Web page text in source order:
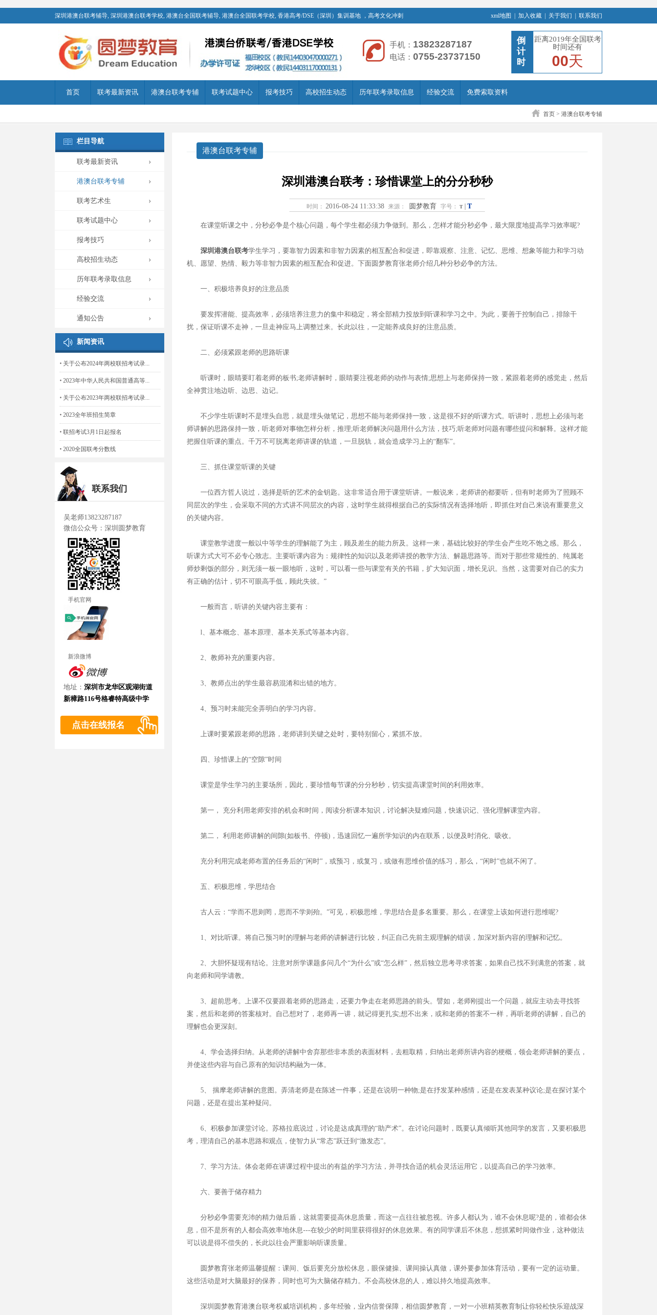
深圳港澳台联考辅导, 深圳港澳台联考学校, 港澳台全国联考辅导, 港澳台全国联考学校, 香港高考/DSE（深圳）集训基地 ，高考文化冲刺 xml地图 加入收藏 关于我们 联系我们
手机： 13823287187
电话： 0755-23737150
倒
计
时
距离2019年全国联考
时间还有
00天
首页 联考最新资讯 港澳台联考专辅 联考试题中心 报考技巧 高校招生动态 历年联考录取信息 经验交流 免费索取资料
首页 > 港澳台联考专辅
栏目导航
联考最新资讯
港澳台联考专辅
联考艺术生
联考试题中心
报考技巧
高校招生动态
历年联考录取信息
经验交流
通知公告
新闻资讯
• 关于公布2024年两校联招考试录...
• 2023年中华人民共和国普通高等...
• 关于公布2023年两校联招考试录...
• 2023全年班招生简章
• 联招考试3月1日起报名
• 2020全国联考分数线
联系我们
吴老师13823287187
微信公众号：深圳圆梦教育
手机官网
新浪微博
地址： 深圳市龙华区观湖街道
新樟路116号格睿特高级中学
点击在线报名
港澳台联考专辅
深圳港澳台联考：珍惜课堂上的分分秒秒
时间： 2016-08-24 11:33:38 来源： 圆梦教育 字号： T T
在课堂听课之中，分秒必争是个核心问题，每个学生都必须力争做到。那么，怎样才能分秒必争，最大限度地提高学习效率呢?
深圳港澳台联考学生学习，要靠智力因素和非智力因素的相互配合和促进，即靠观察、注意、记忆、思维、想象等能力和学习动
机、愿望、热情、毅力等非智力因素的相互配合和促进。下面圆梦教育张老师介绍几种分秒必争的方法。
一、积极培养良好的注意品质
要发挥潜能、提高效率，必须培养注意力的集中和稳定，将全部精力投放到听课和学习之中。为此，要善于控制自己，排除干
扰，保证听课不走神，一旦走神应马上调整过来。长此以往，一定能养成良好的注意品质。
二、必须紧跟老师的思路听课
听课时，眼睛要盯着老师的板书;老师讲解时，眼睛要注视老师的动作与表情;思想上与老师保持一致，紧跟着老师的感觉走，然后
全神贯注地边听、边思、边记。
不少学生听课时不是埋头自思，就是埋头做笔记，思想不能与老师保持一致，这是很不好的听课方式。听讲时，思想上必须与老
师讲解的思路保持一致，听老师对事物怎样分析，推理;听老师解决问题用什么方法，技巧;听老师对问题有哪些提问和解释。这样才能
把握住听课的重点。千万不可脱离老师讲课的轨道，一旦脱轨，就会造成学习上的“翻车”。
三、抓住课堂听课的关键
一位西方哲人说过，选择是听的艺术的金钥匙。这非常适合用于课堂听讲。一般说来，老师讲的都要听，但有时老师为了照顾不
同层次的学生，会采取不同的方式讲不同层次的内容，这时学生就得根据自己的实际情况有选择地听，即抓住对自己来说有重要意义
的关键内容。
课堂教学进度一般以中等学生的理解能了为主，顾及差生的能力所及。这样一来，基础比较好的学生会产生吃不饱之感。那么，
听课方式大可不必专心致志。主要听课内容为：规律性的知识以及老师讲授的教学方法、解题思路等。而对于那些常规性的、纯属老
师炒剩饭的部分，则无须一板一眼地听，这时，可以看一些与课堂有关的书籍，扩大知识面，增长见识。当然，这需要对自己的实力
有正确的估计，切不可眼高手低，顾此失彼。”
一般而言，听讲的关键内容主要有：
l、基本概念、基本原理、基本关系式等基本内容。
2、教师补充的重要内容。
3、教师点出的学生最容易混淆和出错的地方。
4、预习时未能完全弄明白的学习内容。
上课时要紧跟老师的思路，老师讲到关键之处时，要特别留心，紧抓不放。
四、珍惜课上的“空隙”时间
课堂是学生学习的主要场所，因此，要珍惜每节课的分分秒秒，切实提高课堂时间的利用效率。
第一， 充分利用老师安排的机会和时间，阅读分析课本知识，讨论解决疑难问题，快速识记、强化理解课堂内容。
第二， 利用老师讲解的间隙(如板书、停顿)，迅速回忆一遍所学知识的内在联系，以便及时消化、吸收。
充分利用完成老师布置的任务后的“闲时”，或预习，或复习，或做有思维价值的练习，那么，“闲时”也就不闲了。
五、积极思维，学思结合
古人云：“学而不思则罔，思而不学则殆。”可见，积极思维，学思结合是多名重要。那么，在课堂上该如何进行思维呢?
1、对比听课。将自己预习时的理解与老师的讲解进行比较，纠正自己先前主观理解的错误，加深对新内容的理解和记忆。
2、大胆怀疑现有结论。注意对所学课题多问几个“为什么”或“怎么样”，然后独立思考寻求答案，如果自己找不到满意的答案，就
向老师和同学请教。
3、超前思考。上课不仅要跟着老师的思路走，还要力争走在老师思路的前头。譬如，老师刚提出一个问题，就应主动去寻找答
案，然后和老师的答案核对。自己想对了，老师再一讲，就记得更扎实;想不出来，或和老师的答案不一样，再听老师的讲解，自己的
理解也会更深刻。
4、学会选择归纳。从老师的讲解中舍弃那些非本质的表面材料，去粗取精，归纳出老师所讲内容的梗概，领会老师讲解的要点，
并使这些内容与自己原有的知识结构融为一体。
5、 揣摩老师讲解的意图。弄清老师是在陈述一件事，还是在说明一种物;是在抒发某种感情，还是在发表某种议论;是在探讨某个
问题，还是在提出某种疑问。
6、积极参加课堂讨论。苏格拉底说过，讨论是达成真理的“助产术”。在讨论问题时，既要认真倾听其他同学的发言，又要积极思
考，理清自己的基本思路和观点，使智力从“常态”跃迁到“激发态”。
7、学习方法。体会老师在讲课过程中提出的有益的学习方法，并寻找合适的机会灵活运用它，以提高自己的学习效率。
六、要善于储存精力
分秒必争需要充沛的精力做后盾，这就需要提高休息质量，而这一点往往被忽视。许多人都认为，谁不会休息呢?是的，谁都会休
息，但不是所有的人都会高效率地休息---在较少的时间里获得很好的休息效果。有的同学课后不休息，想抓紧时间做作业，这种做法
可以说是得不偿失的，长此以往会严重影响听课质量。
圆梦教育张老师温馨提醒：课间、饭后要充分放松休息，眼保健操、课间操认真做，课外要参加体育活动，要有一定的运动量。
这些活动是对大脑最好的保养，同时也可为大脑储存精力。不会高校休息的人，难以持久地提高效率。
深圳圆梦教育港澳台联考权威培训机构，多年经验，业内信誉保障，相信圆梦教育，一对一小班精英教育制让你轻松快乐迎战深